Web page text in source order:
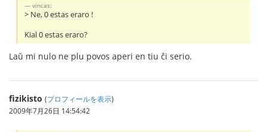
vincas:
> Ne, 0 estas eraro !
Kial 0 estas eraro?
Laŭ mi nulo ne plu povos aperi en tiu ĉi serio.
fizikisto (プロフィールを表示)
2009年7月26日 14:54:42